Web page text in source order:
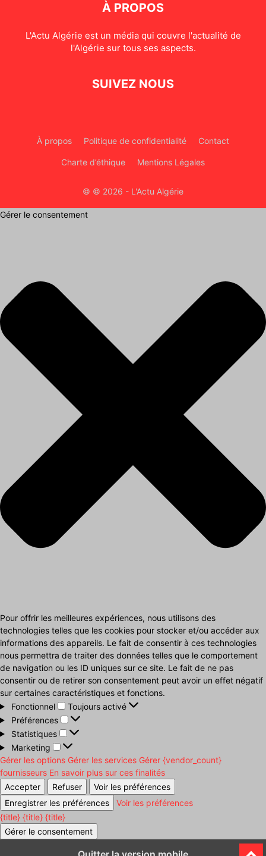
À PROPOS
L'Actu Algérie est un média qui couvre l'actualité de
l'Algérie sur tous ses aspects.
SUIVEZ NOUS
À propos Politique de confidentialité Contact
Charte d’éthique Mentions Légales
© © 2026 - L'Actu Algérie
Gérer le consentement
Pour offrir les meilleures expériences, nous utilisons des
technologies telles que les cookies pour stocker et/ou accéder aux
informations des appareils. Le fait de consentir à ces technologies
nous permettra de traiter des données telles que le comportement
de navigation ou les ID uniques sur ce site. Le fait de ne pas
consentir ou de retirer son consentement peut avoir un effet négatif
sur certaines caractéristiques et fonctions.
Fonctionnel
Fonctionnel
Toujours activé
Préférences
Préférences
Statistiques
Statistiques
Marketing
Marketing
Gérer les options Gérer les services Gérer {vendor_count}
fournisseurs En savoir plus sur ces finalités
Accepter
Refuser
Voir les préférences
Enregistrer les préférences
Voir les préférences
{title} {title} {title}
Gérer le consentement